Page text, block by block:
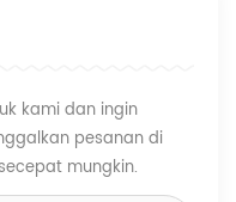
kami dan ingin
pesanan di
mungkin.